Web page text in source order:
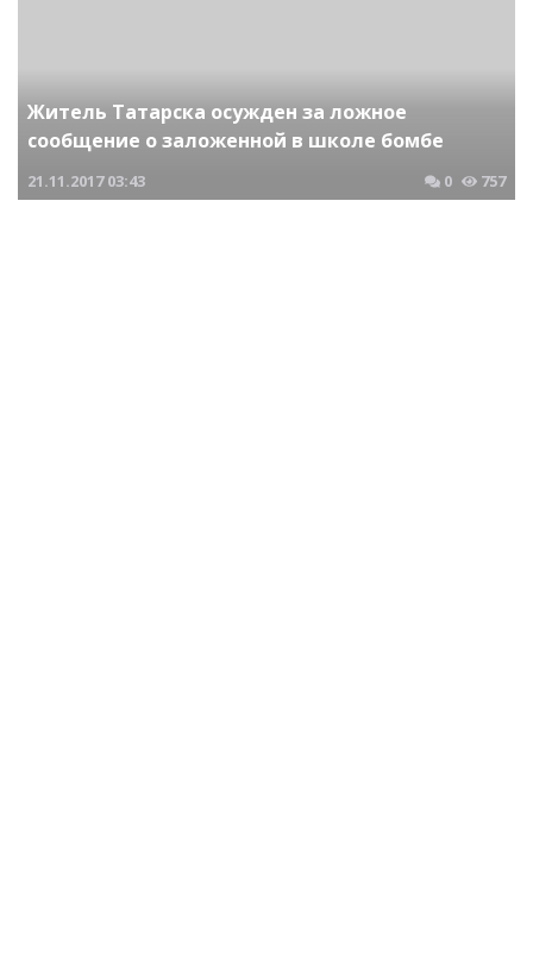
Житель Татарска осужден за ложное
сообщение о заложенной в школе бомбе
21.11.2017 03:43 0 757